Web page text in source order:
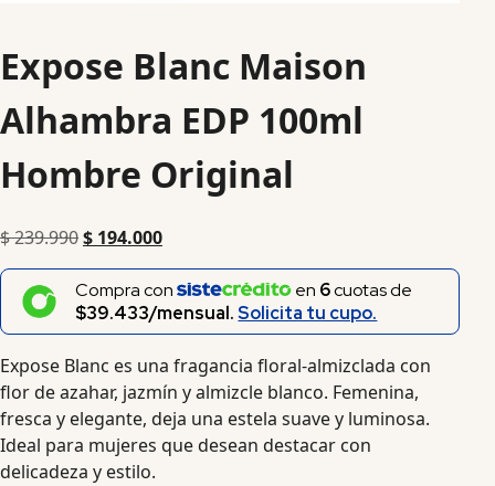
Expose Blanc Maison
Alhambra EDP 100ml
Hombre Original
$239.990$ 194.000
Compra con en 6cuotas de
$39.433/mensual.Solicita tu cupo.
Expose Blanc es una fragancia floral-almizclada con
flor de azahar, jazmín y almizcle blanco. Femenina,
fresca y elegante, deja una estela suave y luminosa.
Ideal para mujeres que desean destacar con
delicadeza y estilo.